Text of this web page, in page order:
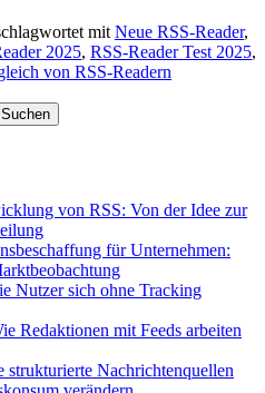
Reader
2025:
Ein
mit Neue RSS-Reader,
2025, RSS-Reader Test 2025,
von RSS-Readern
Suchen
von RSS: Von der Idee zur
für Unternehmen:
Nutzer sich ohne Tracking
Redaktionen mit Feeds arbeiten
strukturierte Nachrichtenquellen